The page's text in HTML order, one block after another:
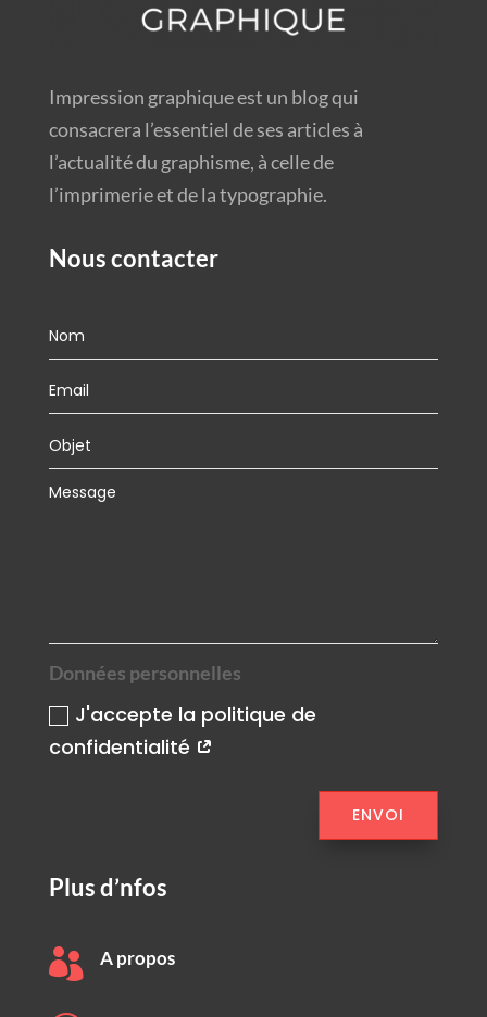
Impression graphique est un blog qui
consacrera l’essentiel de ses articles à
l’actualité du graphisme, à celle de
l’imprimerie et de la typographie.
Nous contacter
Données personnelles
J'accepte la politique de
confidentialité
ENVOI
Plus d’nfos
 A propos